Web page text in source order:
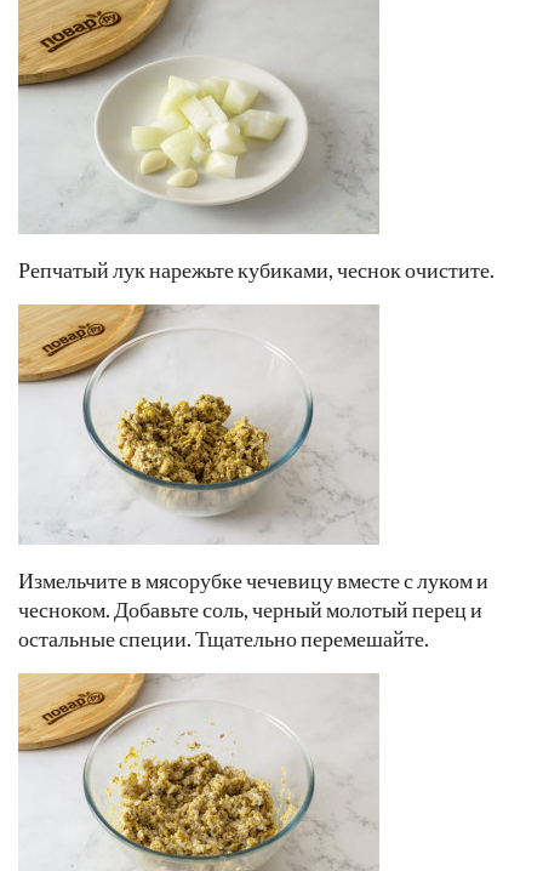
Репчатый лук нарежьте кубиками, чеснок очистите.
Измельчите в мясорубке чечевицу вместе с луком и
чесноком. Добавьте соль, черный молотый перец и
остальные специи. Тщательно перемешайте.